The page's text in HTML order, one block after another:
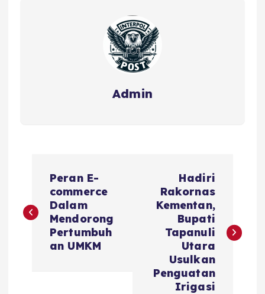
Admin
Peran E-
commerce
Dalam
Mendorong
Pertumbuh
an UMKM
Hadiri
Rakornas
Kementan,
Bupati
Tapanuli
Utara
Usulkan
Penguatan
Irigasi